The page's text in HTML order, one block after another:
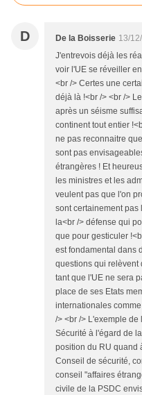
D De la Boisserie 13/
J'entrevois déjà les
voir l'UE se réveiller
<br /> Certes une
déjà là !<br /> <br />
après un séisme
continent tout entier
ne pas reconnaitre
sont pas
étrangères ! Et
les ministres et les
veulent pas que l'on
sont certainement pas
la<br /> défense qui
que pour gesticuler
est fondamental dans
questions qui relèvent
tant que l'UE ne sera
place de ses Etats
internationales
/> <br /> L'exemple
Sécurité à l'égard de
position du RU quand
Conseil de sécurité,
conseil "affaires
civile de la PSDC